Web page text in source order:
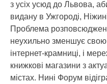
з усіх усюд до Львова,
видану в Ужгороді,
Проблема
неухильно зменшує свою
інтернет-крамниці, і
книжкові магазини з
містах. Нині Форум